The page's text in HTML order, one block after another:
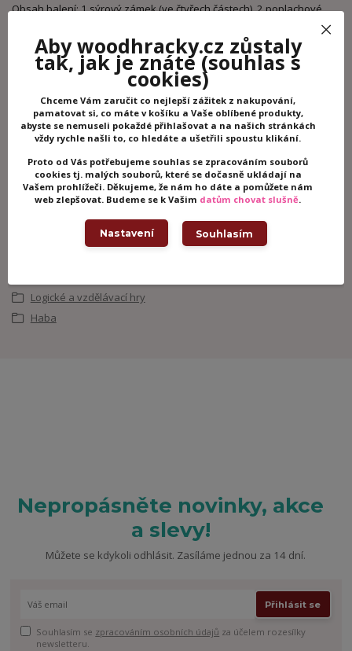
Obsah balení: 1 sýrový zámek (ve čtyřech částech), 2 poplachové
Vhodné pro děti: od 5 let
Potřebujete poradit?
+420 605 062 233
info@woodhracky.cz
Logické a vzdělávací hry
Haba
Nepropásněte novinky, akce
a slevy!
Můžete se kdykoli odhlásit. Zasíláme jednou za 14 dní.
Přihlásit se
Souhlasím se zpracováním osobních údajů za účelem rozesílky
newsletteru.
Aby woodhracky.cz zůstaly
tak, jak je znáte(souhlas s
cookies)
Chceme Vám zaručit co nejlepší zážitek z nakupování,
pamatovat si, co máte v košíku a Vaše oblíbené produkty,
abyste se nemuseli pokaždé přihlašovat a na našich stránkách
vždy rychle našli to, co hledáte a ušetřili spoustu klikání.
Proto od Vás potřebujeme souhlas se zpracováním souborů
cookies tj. malých souborů, které se dočasně ukládají na
Vašem prohlížeči. Děkujeme, že nám ho dáte a pomůžete nám
web zlepšovat. Budeme se k Vašim datům chovat slušně.
Nastavení Souhlasím